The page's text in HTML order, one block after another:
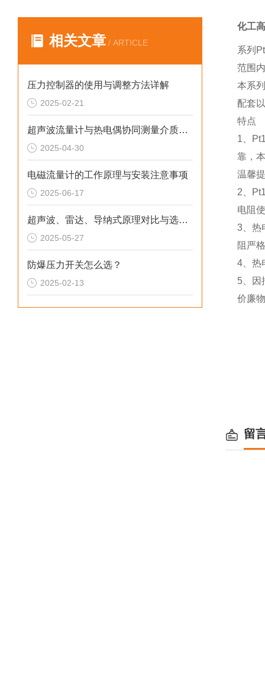
相关文章 / ARTICLE
压力控制器的使用与调整方法详解
2025-02-21
超声波流量计与热电偶协同测量介质热量的技术方案
2025-04-30
电磁流量计的工作原理与安装注意事项
2025-06-17
超声波、雷达、导纳式原理对比与选型指南
2025-05-27
防爆压力开关怎么选？
2025-02-13
化工
系列
范围
本系
配套
特点
1、
靠，
温馨
2、
电阻
3、热
阻严
4、热
5、因
价廉
留